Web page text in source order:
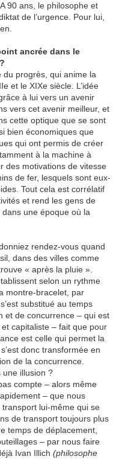
90 ans, le philosophe et
de l’urgence. Pour lui,
ancrée dans le
progrès, qui anime la
et le XIXe siècle. L’idée
à lui vers un avenir
vers cet avenir meilleur, et
cette optique que se sont
bien économiques que
qui ont permis de créer
à la machine à
des motivations de vitesse
de fer, lesquels sont eux-
Tout cela est corrélatif
et rend les gens de
une époque où la
rendez-vous quand
dans des villes comme
« après la pluie ».
selon un rythme
montre-bracelet, par
substitué au temps
et de concurrence – qui est
capitaliste – fait que pour
est celle qui permet la
donc transformée en
de la concurrence.
une illusion ?
compte – alors même
– que nous
lui-même qui se
de transport toujours plus
temps de déplacement,
– par nous faire
Ivan Illich (philosophe